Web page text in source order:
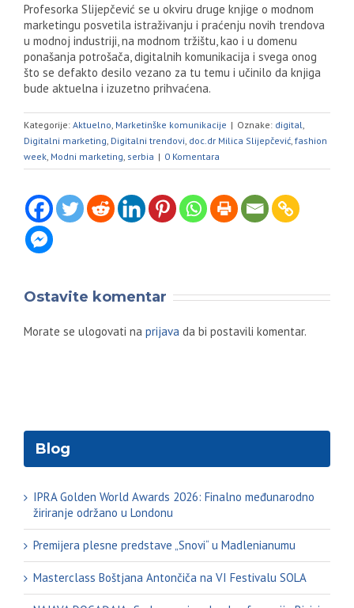
Profesorka Slijepčević se u okviru druge knjige o modnom
marketingu posvetila istraživanju i praćenju novih trendova
u modnoj industriji, na modnom tržištu, kao i u domenu
ponašanja potrošača, digitalnih komunikacija i svega onog
što se defakto desilo vezano za tu temu i učinilo da knjiga
bude aktuelna i izuzetno prihvaćena.
Kategorije: Aktuelno Marketinške komunikacije | Oznake: digital
Digitalni marketing Digitalni trendovi doc.dr Milica Slijepčević fashion
week Modni marketing serbia | 0 Komentara
Ostavite komentar
Morate se ulogovati na prijava da bi postavili komentar.
Blog
IPRA Golden World Awards 2026: Finalno međunarodno
žiriranje održano u Londonu
Premijera plesne predstave „Snovi“ u Madlenianumu
Masterclass Boštjana Antončiča na VI Festivalu SOLA